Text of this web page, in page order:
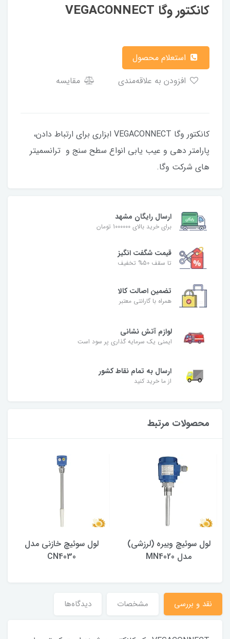
کانکتور وگا VEGACONNECT
مقایسه
کانکتور وگا VEGACONNECT ابزاری برای ارتباط دادن،
پارامتر دهی و عیب یابی انواع سطح سنج و ترانسمیتر
های شرکت وگا.
ارسال رایگان مشهد
برای خرید بالای 1000000 تومان
قیمت شگفت‌ انگیز
تا سقف 50% تخفیف
تضمین اصالت کالا
همراه با گارانتی معتبر
لوازم آتش نشانی
ایمنی یک سرمایه گذاری پر سود است
ارسال به تمام نقاط کشور
از ما خرید کنید
محصولات مرتبط
لول سوئیچ ویبره (لرزشی)
مدل MN4020
لول سوئیچ خازنی مدل
CN4030
نقد و بررسی مشخصات دیدگاه‌ها